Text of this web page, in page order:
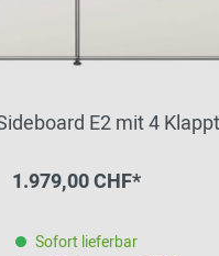
E2 mit 4
1.979,00 CHF*
Sofort lieferbar